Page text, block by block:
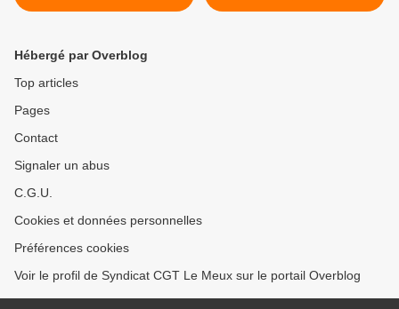
Rassemblement ce
services "drive" des
Hébergé par Overblog
Top articles
Pages
Contact
Signaler un abus
C.G.U.
Cookies et données personnelles
Préférences cookies
Voir le profil de Syndicat CGT Le Meux sur le portail Overblog